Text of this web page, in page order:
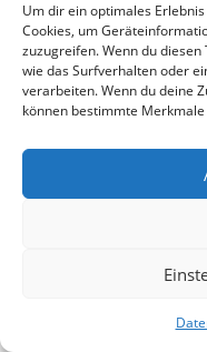
Um dir ein optimales
Cookies, um
zuzugreifen. Wenn du
wie das Surfverhalten oder
verarbeiten. Wenn du deine
können bestimmte